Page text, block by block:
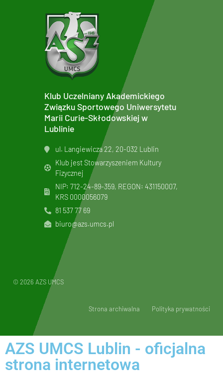
Klub Uczelniany Akademickiego
Związku Sportowego Uniwersytetu
Marii Curie-Skłodowskiej w
Lublinie
ul. Langiewicza 22, 20-032 Lublin
Klub jest Stowarzyszeniem Kultury
Fizycznej
NIP: 712-24-89-359, REGON: 431150007,
KRS 0000056079
81 537 77 69
biuro@azs.umcs.pl
© 2026 AZS UMCS
Strona archiwalna Polityka prywatności
AZS UMCS Lublin - oficjalna
strona internetowa